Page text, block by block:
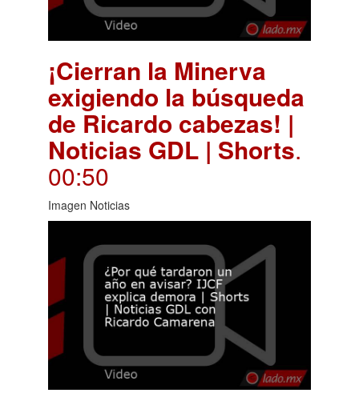
¡Cierran la Minerva
exigiendo la búsqueda
de Ricardo cabezas! |
Noticias GDL | Shorts.
00:50
Imagen Noticias